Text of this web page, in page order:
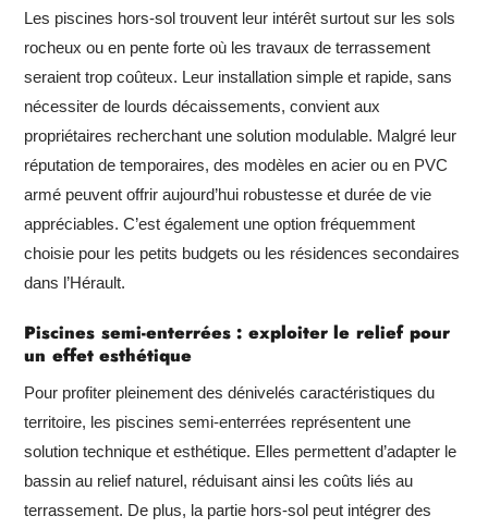
Les piscines hors-sol trouvent leur intérêt surtout sur les sols
rocheux ou en pente forte où les travaux de terrassement
seraient trop coûteux. Leur installation simple et rapide, sans
nécessiter de lourds décaissements, convient aux
propriétaires recherchant une solution modulable. Malgré leur
réputation de temporaires, des modèles en acier ou en PVC
armé peuvent offrir aujourd’hui robustesse et durée de vie
appréciables. C’est également une option fréquemment
choisie pour les petits budgets ou les résidences secondaires
dans l’Hérault.
Piscines semi-enterrées : exploiter le relief pour
un effet esthétique
Pour profiter pleinement des dénivelés caractéristiques du
territoire, les piscines semi-enterrées représentent une
solution technique et esthétique. Elles permettent d’adapter le
bassin au relief naturel, réduisant ainsi les coûts liés au
terrassement. De plus, la partie hors-sol peut intégrer des